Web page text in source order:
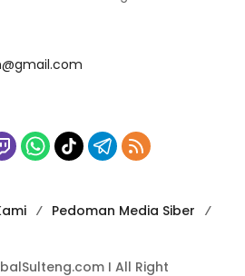
Pedoman Media Siber
I All Right